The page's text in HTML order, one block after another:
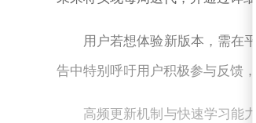
用户若想体验新版本，需在
告中特别呼吁用户积极参与反馈
高频更新机制与快速学习能